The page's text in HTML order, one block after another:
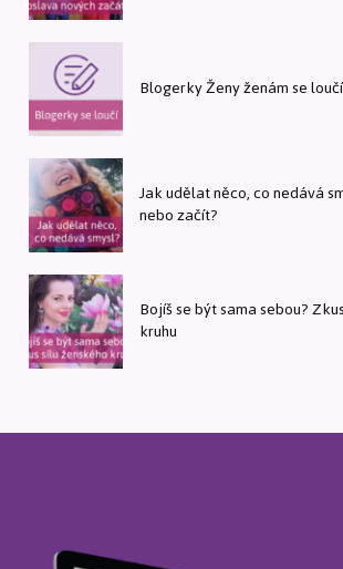
Blogerky Ženy ženám se loučí
Jak udělat něco, co nedává
nebo začít?
Bojíš se být sama sebou?
kruhu